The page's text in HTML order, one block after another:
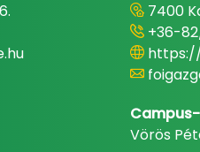
7400
+36-
Vörös